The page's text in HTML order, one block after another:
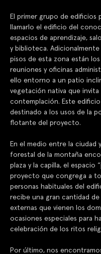
El primer grupo de edificios
llamarlo el edificio del
espacios de aprendizaje,
y biblioteca.
pisos de esta zona están
reuniones y oficinas
ello entorno a un patio
vegetación nativa que invita
contemplación. Este
destinado a los usos de la
flotante del proyecto.
En el medio entre la ciudad
forestal de la montaña
plaza y la capilla, el espacio
proyecto que congrega a
personas habituales del
recibe una gran cantidad de
externas que vienen los
ocasiones especiales para
celebración de los ritos
Por último, nos